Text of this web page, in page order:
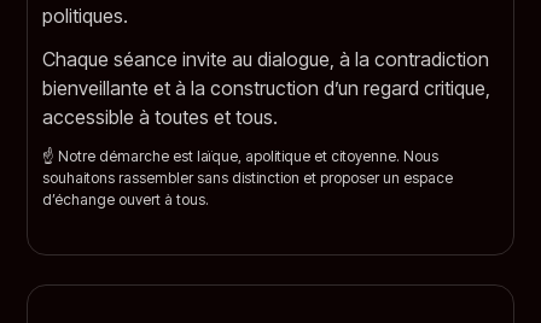
politiques.
Chaque séance invite au dialogue, à la contradiction
bienveillante et à la construction d’un regard critique,
accessible à toutes et tous.
☝️ Notre démarche est laïque, apolitique et citoyenne. Nous
souhaitons rassembler sans distinction et proposer un espace
d’échange ouvert à tous.